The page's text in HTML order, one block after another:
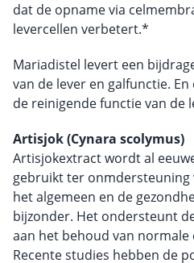
dat de opname via
levercellen verbetert.*
Mariadistel levert een
van de lever en galfunctie.
de reinigende functie van de
Artisjok (Cynara scolymus)
Artisjokextract wordt al
gebruikt ter onmdersteuning
het algemeen en de
bijzonder. Het ondersteunt
aan het behoud van
Recente studies hebben de